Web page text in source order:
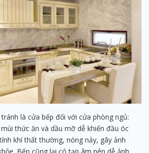
là cửa bếp đối với cửa phòng ngủ:
thức ăn và dầu mỡ dễ khiến đầu óc
khí thất thường, nóng nảy, gây ảnh